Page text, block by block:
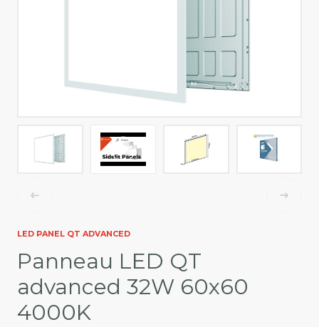
LED PANEL QT ADVANCED
Panneau LED QT
advanced 32W 60x60
4000K